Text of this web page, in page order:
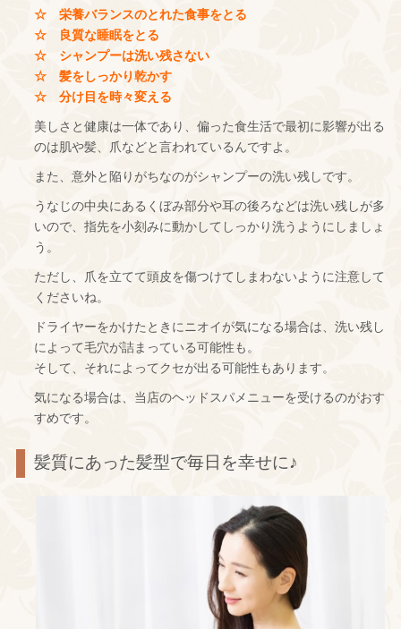
☆ 栄養バランスのとれた食事をとる
☆ 良質な睡眠をとる
☆ シャンプーは洗い残さない
☆ 髪をしっかり乾かす
☆ 分け目を時々変える
美しさと健康は一体であり、偏った食生活で最初に影響が出る
のは肌や髪、爪などと言われているんですよ。
また、意外と陥りがちなのがシャンプーの洗い残しです。
うなじの中央にあるくぼみ部分や耳の後ろなどは洗い残しが多
いので、指先を小刻みに動かしてしっかり洗うようにしましょ
う。
ただし、爪を立てて頭皮を傷つけてしまわないように注意して
くださいね。
ドライヤーをかけたときにニオイが気になる場合は、洗い残し
によって毛穴が詰まっている可能性も。
そして、それによってクセが出る可能性もあります。
気になる場合は、当店のヘッドスパメニューを受けるのがおす
すめです。
髪質にあった髪型で毎日を幸せに♪